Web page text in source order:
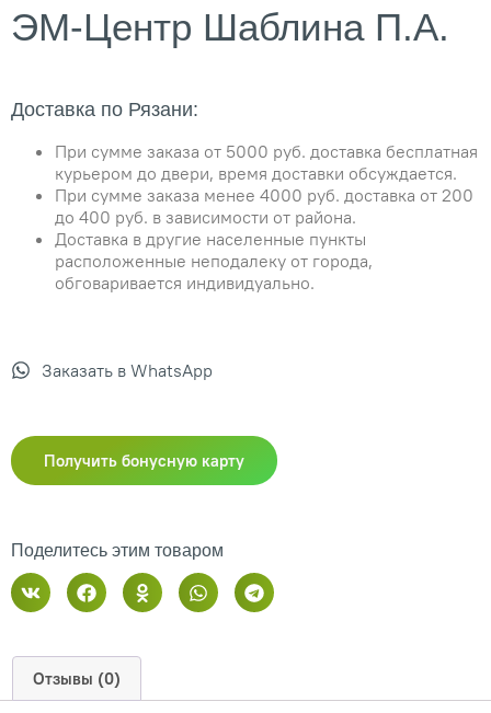
ЭМ-Центр Шаблина П.А.
Доставка по Рязани:
При сумме заказа от 5000 руб. доставка бесплатная
курьером до двери, время доставки обсуждается.
При сумме заказа менее 4000 руб. доставка от 200
до 400 руб. в зависимости от района.
Доставка в другие населенные пункты
расположенные неподалеку от города,
обговаривается индивидуально.
Заказать в WhatsApp
Получить бонусную карту
Поделитесь этим товаром
Отзывы (0)